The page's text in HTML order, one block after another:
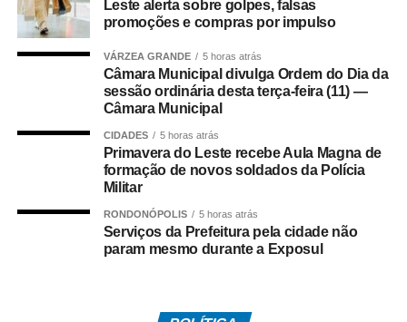
fundamento jurídico para a celebração do acordo da
forma como ocorreu. Segundo ele, a legislação estadual
que criou a Câmara de Resolução Consensual de
Conflitos, a *Consenso-MT*, não autorizaria esse tipo de
negociação envolvendo créditos tributários.
O ex-governador também disse que sua equipe
identificou movimentações financeiras consideradas
suspeitas envolvendo fundos de investimento ligados aos
valores pagos no acordo. As informações foram reunidas
em uma representação encaminhada à PGR, que
posteriormente resultou na abertura das investigações
*O que disse Pedro Taques*
Leste alerta sobre golpes, falsas
promoções e compras por impulso
VÁRZEA GRANDE 5 horas atrás
Câmara Municipal divulga Ordem do Dia da
sessão ordinária desta terça-feira (11) —
Câmara Municipal
CIDADES 5 horas atrás
Primavera do Leste recebe Aula Magna de
formação de novos soldados da Polícia
Militar
RONDONÓPOLIS 5 horas atrás
Serviços da Prefeitura pela cidade não
param mesmo durante a Exposul